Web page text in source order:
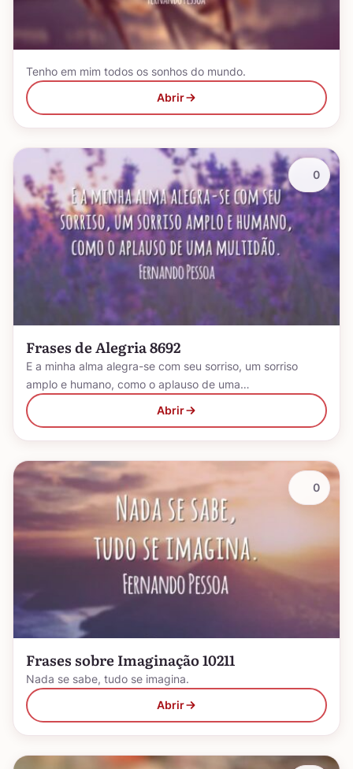
Tenho em mim todos os sonhos do mundo.
Abrir
Frases de Alegria 8692
E a minha alma alegra-se com seu sorriso, um sorriso
amplo e humano, como o aplauso de uma…
Abrir
0
Frases sobre Imaginação 10211
Nada se sabe, tudo se imagina.
Abrir
0